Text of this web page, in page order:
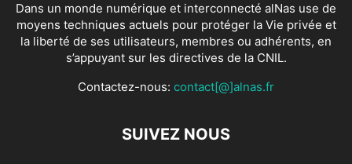
Dans un monde numérique et interconnecté alNas use de
moyens techniques actuels pour protéger la Vie privée et
la liberté de ses utilisateurs, membres ou adhérents, en
s’appuyant sur les directives de la CNIL.
Contactez-nous: contact[@]alnas.fr
SUIVEZ NOUS